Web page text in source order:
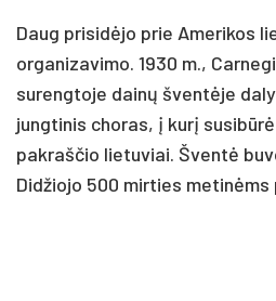
Daug prisidėjo prie Amerikos
organizavimo. 1930 m.,
surengtoje dainų šventėje
jungtinis choras, į kurį
pakraščio lietuviai. Šventė
Didžiojo 500 mirties metinėms